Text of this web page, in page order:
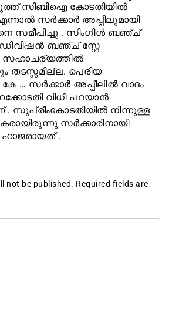
സിബിഐ കോടതിയിൽ
എന്നാൽ സർക്കാർ അപ്പീലുമായി
സമീപിച്ചു . സിംഗിൾ ബഞ്ച്
ബഞ്ച് സ്റ്റേ
സഹാചര്യത്തിൽ
പെരിയ
… സർക്കാർ അപ്പീലിൽ വാദം
വിധി പറയാൻ
. സുപ്രീംകോടതിയിൽ നിന്നുള്ള
സർക്കാരിനായി
.
not be published. Required fields are